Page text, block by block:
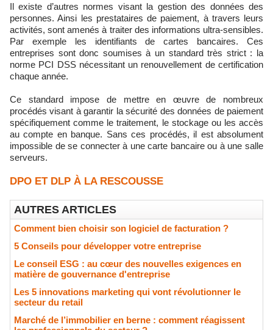
Il existe d’autres normes visant la gestion des données des
personnes. Ainsi les prestataires de paiement, à travers leurs
activités, sont amenés à traiter des informations ultra-sensibles.
Par exemple les identifiants de cartes bancaires. Ces
entreprises sont donc soumises à un standard très strict : la
norme PCI DSS nécessitant un renouvellement de certification
chaque année.
Ce standard impose de mettre en œuvre de nombreux
procédés visant à garantir la sécurité des données de paiement
spécifiquement comme le traitement, le stockage ou les accès
au compte en banque. Sans ces procédés, il est absolument
impossible de se connecter à une carte bancaire ou à une salle
serveurs.
DPO ET DLP À LA RESCOUSSE
AUTRES ARTICLES
Comment bien choisir son logiciel de facturation ?
5 Conseils pour développer votre entreprise
Le conseil ESG : au cœur des nouvelles exigences en
matière de gouvernance d'entreprise
Les 5 innovations marketing qui vont révolutionner le
secteur du retail
Marché de l’immobilier en berne : comment réagissent